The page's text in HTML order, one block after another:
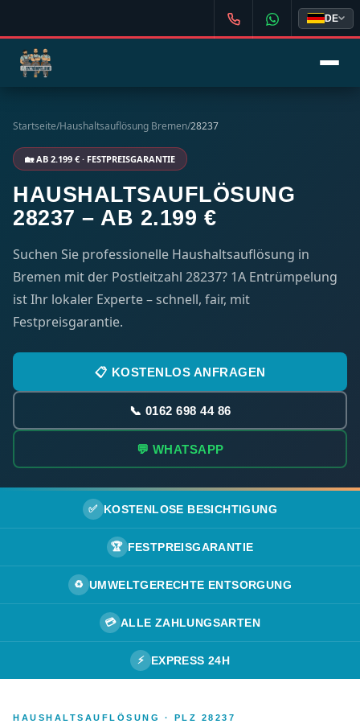
DE
Startseite/Haushaltsauflösung Bremen/28237
🏡 AB 2.199 € · FESTPREISGARANTIE
HAUSHALTSAUFLÖSUNG
28237 – AB 2.199 €
Suchen Sie professionelle Haushaltsauflösung in
Bremen mit der Postleitzahl 28237? 1A Entrümpelung
ist Ihr lokaler Experte – schnell, fair, mit
Festpreisgarantie.
📋 KOSTENLOS ANFRAGEN
📞 0162 698 44 86
💬 WHATSAPP
✅ KOSTENLOSE BESICHTIGUNG
🏆 FESTPREISGARANTIE
♻️ UMWELTGERECHTE ENTSORGUNG
💳 ALLE ZAHLUNGSARTEN
⚡ EXPRESS 24H
HAUSHALTSAUFLÖSUNG · PLZ 28237